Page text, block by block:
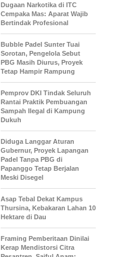
Dugaan Narkotika di ITC
Cempaka Mas: Aparat Wajib
Bertindak Profesional
Bubble Padel Sunter Tuai
Sorotan, Pengelola Sebut
PBG Masih Diurus, Proyek
Tetap Hampir Rampung
Pemprov DKI Tindak Seluruh
Rantai Praktik Pembuangan
Sampah Ilegal di Kampung
Dukuh
Diduga Langgar Aturan
Gubernur, Proyek Lapangan
Padel Tanpa PBG di
Papanggo Tetap Berjalan
Meski Disegel
Asap Tebal Dekat Kampus
Thursina, Kebakaran Lahan 10
Hektare di Dau
Framing Pemberitaan Dinilai
Kerap Mendistorsi Citra